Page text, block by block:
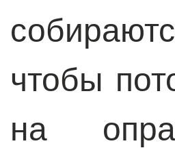
чтобы
на